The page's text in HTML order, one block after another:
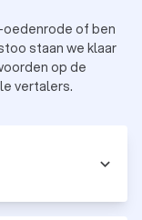
tot 50% boven op
in Sint-
waar je op
in Sint-
oedenrode of ben
staan we klaar
op de
vertalers.